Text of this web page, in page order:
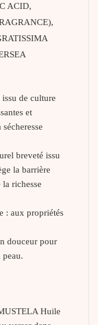
ACID,
de culture
et
breveté issu
la barrière
richesse
: aux propriétés
douceur pour
peau.
Huile